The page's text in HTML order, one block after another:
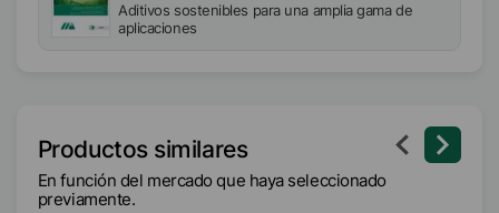
Aditivos sostenibles para una amplia gama de
aplicaciones
Productos similares
En función del mercado que haya seleccionado
previamente.